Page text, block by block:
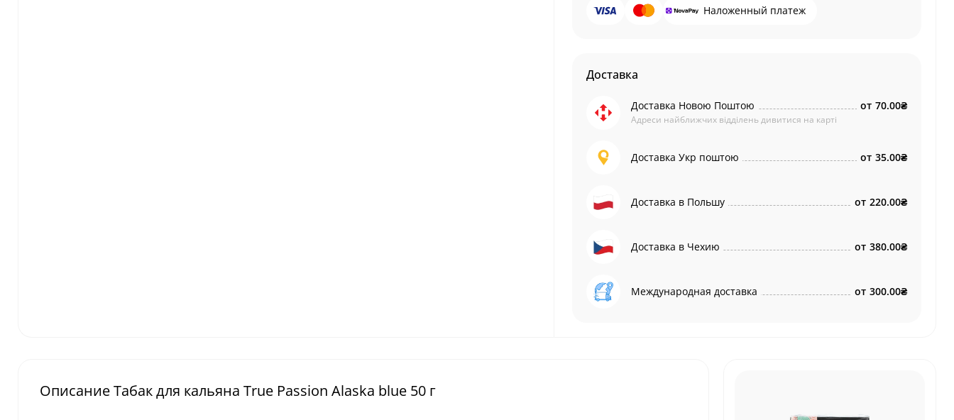
Наложенный платеж
Доставка
Доставка Новою Поштою
Адреси найближчих відділень дивитися на карті
от 70.00₴
Доставка Укр поштою от 35.00₴
Доставка в Польшу от 220.00₴
Доставка в Чехию от 380.00₴
Международная доставка от 300.00₴
Описание Табак для кальяна True Passion Alaska blue 50 г